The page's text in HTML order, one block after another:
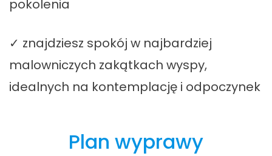
pokolenia
✓ znajdziesz spokój w najbardziej
malowniczych zakątkach wyspy,
idealnych na kontemplację i odpoczynek
Plan wyprawy